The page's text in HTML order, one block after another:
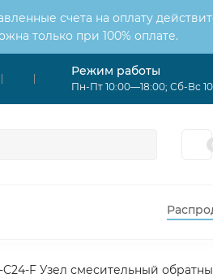
счета на оплату
только при 100% оплате.
Режим работы
Пн-Пт 10:00—18:00; Сб-Вс
C24-F Узел смесительный